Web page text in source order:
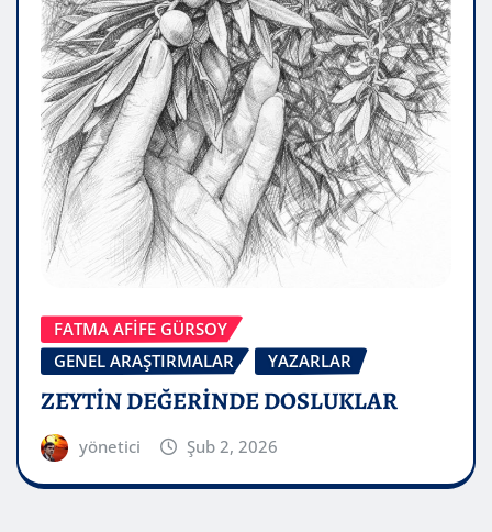
FATMA AFİFE GÜRSOY
GENEL ARAŞTIRMALAR
YAZARLAR
ZEYTİN DEĞERİNDE DOSLUKLAR
yönetici Şub 2, 2026